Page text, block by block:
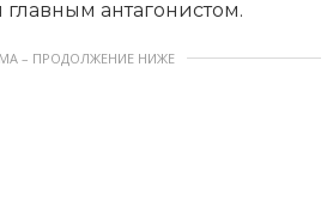
главным антагонистом.
– ПРОДОЛЖЕНИЕ НИЖЕ